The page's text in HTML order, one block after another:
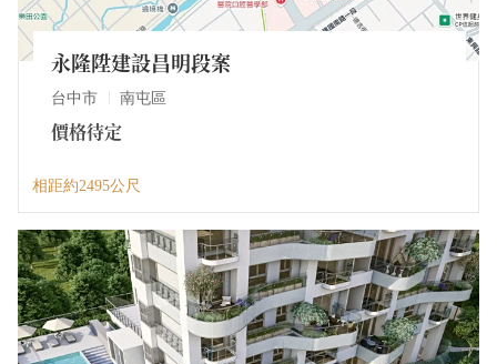
永隆陞建設昌明段案
台中市 南屯區
價格待定
相距約2495公尺